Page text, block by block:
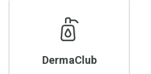
DermaClub